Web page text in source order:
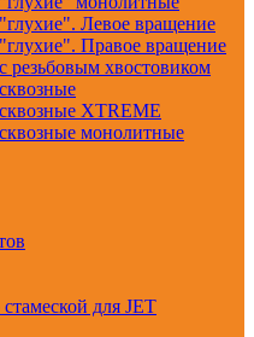
Левое вращение
Правое вращение
резьбовым хвостовиком
XTREME
монолитные
для JET